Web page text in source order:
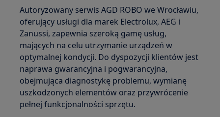
Autoryzowany serwis AGD ROBO we Wrocławiu,
oferujący usługi dla marek Electrolux, AEG i
Zanussi, zapewnia szeroką gamę usług,
mających na celu utrzymanie urządzeń w
optymalnej kondycji. Do dyspozycji klientów jest
naprawa gwarancyjna i pogwarancyjna,
obejmująca diagnostykę problemu, wymianę
uszkodzonych elementów oraz przywrócenie
pełnej funkcjonalności sprzętu.